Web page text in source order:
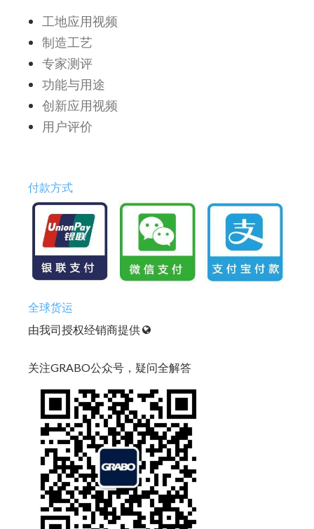
工地应用视频
制造工艺
专家测评
功能与用途
创新应用视频
用户评价
付款方式
全球货运
由我司授权经销商提供
关注GRABO公众号，疑问全解答